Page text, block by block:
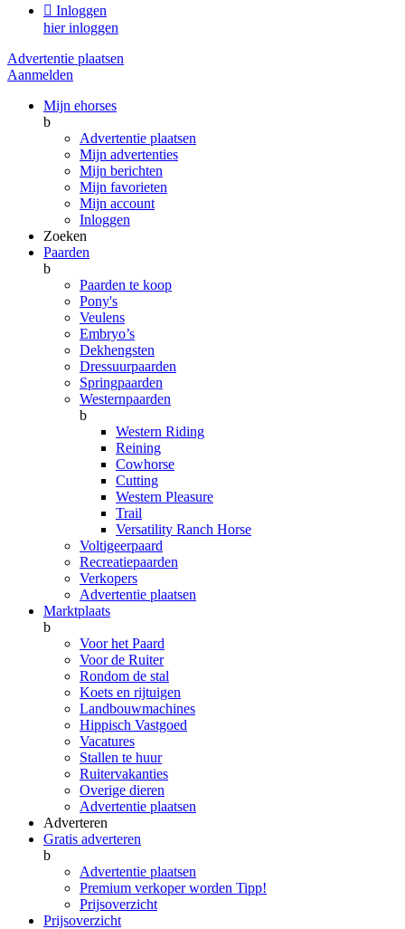
 Inloggen
hier inloggen
Advertentie plaatsen
Aanmelden
Mijn ehorses
b
Advertentie plaatsen
Mijn advertenties
Mijn berichten
Mijn favorieten
Mijn account
Inloggen
Zoeken
Paarden
b
Paarden te koop
Pony's
Veulens
Embryo’s
Dekhengsten
Dressuurpaarden
Springpaarden
Westernpaarden
b
Western Riding
Reining
Cowhorse
Cutting
Western Pleasure
Trail
Versatility Ranch Horse
Voltigeerpaard
Recreatiepaarden
Verkopers
Advertentie plaatsen
Marktplaats
b
Voor het Paard
Voor de Ruiter
Rondom de stal
Koets en rijtuigen
Landbouwmachines
Hippisch Vastgoed
Vacatures
Stallen te huur
Ruitervakanties
Overige dieren
Advertentie plaatsen
Adverteren
Gratis adverteren
b
Advertentie plaatsen
Premium verkoper worden Tipp!
Prijsoverzicht
Prijsoverzicht